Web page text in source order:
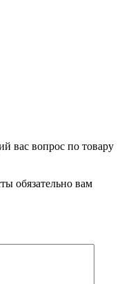
вас вопрос по товару
обязательно вам